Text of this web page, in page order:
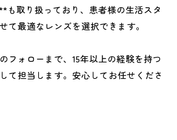
も取り扱っており、患者様の生活スタ
て最適なレンズを選択できます。
フォローまで、15年以上の経験を持つ
て担当します。安心してお任せくださ